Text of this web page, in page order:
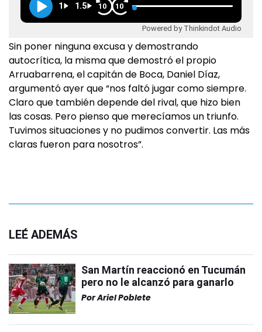
1 1.5 10 10
Powered by Thinkindot Audio
Sin poner ninguna excusa y demostrando
autocrítica, la misma que demostró el propio
Arruabarrena, el capitán de Boca, Daniel Díaz,
argumentó ayer que “nos faltó jugar como siempre.
Claro que también depende del rival, que hizo bien
las cosas. Pero pienso que merecíamos un triunfo.
Tuvimos situaciones y no pudimos convertir. Las más
claras fueron para nosotros”.
LEÉ ADEMÁS
San Martín reaccionó en Tucumán
pero no le alcanzó para ganarlo
PorAriel Poblete